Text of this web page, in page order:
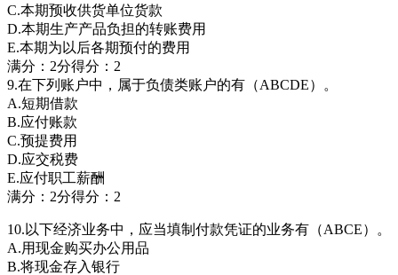
C.本期预收供货单位货款
D.本期生产产品负担的转账费用
E.本期为以后各期预付的费用
满分：2分得分：2
9.在下列账户中，属于负债类账户的有（ABCDE）。
A.短期借款
B.应付账款
C.预提费用
D.应交税费
E.应付职工薪酬
满分：2分得分：2
10.以下经济业务中，应当填制付款凭证的业务有（ABCE）。
A.用现金购买办公用品
B.将现金存入银行